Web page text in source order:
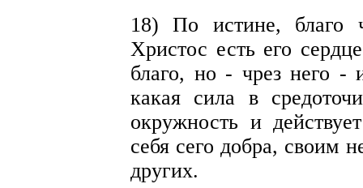
18) По истине, благо
Христос есть его
благо, но - чрез него
какая сила в
окружность и
себя сего добра, своим
других.